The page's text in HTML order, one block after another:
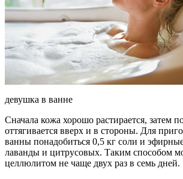
девушка в ванне
Сначала кожа хорошо растирается, затем
оттягивается вверх и в стороны. Для
ванны понадобиться 0,5 кг соли и
лаванды и цитрусовых. Таким способом
целлюлитом не чаще двух раз в семь дней.